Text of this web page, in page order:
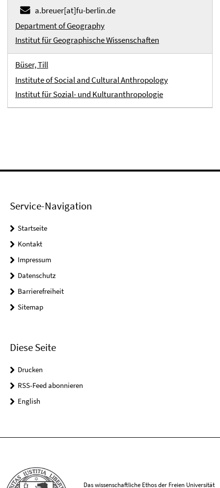
a.breuer[at]fu-berlin.de
Department of Geography
Institut für Geographische Wissenschaften
Büser, Till
Institute of Social and Cultural Anthropology
Institut für Sozial- und Kulturanthropologie
Service-Navigation
Startseite
Kontakt
Impressum
Datenschutz
Barrierefreiheit
Sitemap
Diese Seite
Drucken
RSS-Feed abonnieren
English
Das wissenschaftliche Ethos der Freien Universität